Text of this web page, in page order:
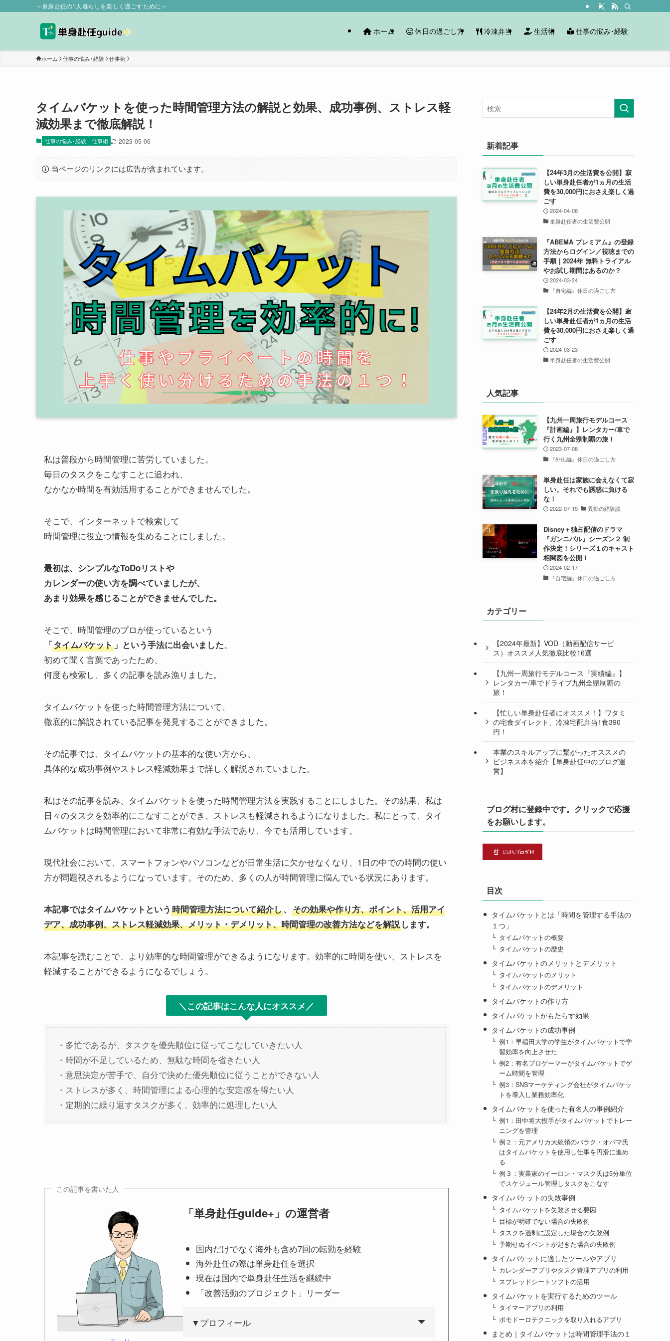
～単身赴任の1人暮らしを楽しく過ごすために～
ホーム 休日の過ごし方 冷凍弁当 生活術 仕事の悩み･経験
ホーム 仕事の悩み･経験 仕事術
タイムバケットを使った時間管理方法の解説と効果、成功事例、ストレス軽
減効果まで徹底解説！
仕事の悩み･経験 仕事術 2023-05-06
当ページのリンクには広告が含まれています。
私は普段から時間管理に苦労していました。
毎日のタスクをこなすことに追われ、
なかなか時間を有効活用することができませんでした。
そこで、インターネットで検索して
時間管理に役立つ情報を集めることにしました。
最初は、シンプルなToDoリストや
カレンダーの使い方を調べていましたが、
あまり効果を感じることができませんでした。
そこで、時間管理のプロが使っているという
「タイムバケット 」という手法に出会いました。
初めて聞く言葉であったため、
何度も検索し、多くの記事を読み漁りました。
タイムバケットを使った時間管理方法について、
徹底的に解説されている記事を発見することができました。
その記事では、タイムバケットの基本的な使い方から、
具体的な成功事例やストレス軽減効果まで詳しく解説されていました。
私はその記事を読み、タイムバケットを使った時間管理方法を実践することにしました。その結果、私は
日々のタスクを効率的にこなすことができ、ストレスも軽減されるようになりました。私にとって、タイ
ムバケットは時間管理において非常に有効な手法であり、今でも活用しています。
現代社会において、スマートフォンやパソコンなどが日常生活に欠かせなくなり、1日の中での時間の使い
方が問題視されるようになっています。そのため、多くの人が時間管理に悩んでいる状況にあります。
本記事ではタイムバケットという 時間管理方法について紹介し、 その効果や作り方、ポイント、活用アイ
デア、成功事例、ストレス軽減効果、メリット・デメリット、時間管理の改善方法などを解説 します。
本記事を読むことで、より効率的な時間管理ができるようになります。効率的に時間を使い、ストレスを
軽減することができるようになるでしょう。
＼この記事はこんな人にオススメ／
・多忙であるが、タスクを優先順位に従ってこなしていきたい人
・時間が不足しているため、無駄な時間を省きたい人
・意思決定が苦手で、自分で決めた優先順位に従うことができない人
・ストレスが多く、時間管理による心理的な安定感を得たい人
・定期的に繰り返すタスクが多く、効率的に処理したい人
この記事を書いた人
「単身赴任guide+」の運営者
国内だけでなく海外も含め7回の転勤を経験
海外赴任の際は単身赴任を選択
現在は国内で単身赴任生活を継続中
「改善活動のプロジェクト」リーダー
▼プロフィール
新着記事
【24年3月の生活費を公開】寂
しい単身赴任者が1ヵ月の生活
費を30,000円におさえ楽しく過
ごす
2024-04-08
単身赴任者の生活費公開
『ABEMA プレミアム』の登録
方法からログイン／視聴までの
手順｜2024年 無料トライアル
やお試し期間はあるのか？
2024-03-24
『自宅編』休日の過ごし方
【24年2月の生活費を公開】寂
しい単身赴任者が1ヵ月の生活
費を30,000円におさえ楽しく過
ごす
2024-03-23
単身赴任者の生活費公開
人気記事
【九州一周旅行モデルコース
『計画編』】レンタカー/車で
行く九州全県制覇の旅！
2023-07-08
『外出編』休日の過ごし方
単身赴任は家族に会えなくて寂
しい。それでも誘惑に負ける
な！
2022-07-15 異動の経験談
Disney＋独占配信のドラマ
『ガンニバル』シーズン２ 制
作決定！シリーズ１のキャスト
相関図を公開！
2024-02-17
『自宅編』休日の過ごし方
カテゴリー
【2024年最新】VOD（動画配信サービ
ス）オススメ人気徹底比較16選
【九州一周旅行モデルコース『実績編』】
レンタカー/車でドライブ九州全県制覇の
旅！
【忙しい単身赴任者にオススメ！】ワタミ
の宅食ダイレクト、冷凍宅配弁当1食390
円！
本業のスキルアップに繋がったオススメの
ビジネス本を紹介【単身赴任中のブログ運
営】
ブログ村に登録中です。クリックで応援
をお願いします。
目次
タイムバケットとは「時間を管理する手法の
１つ」
タイムバケットの概要
タイムバケットの歴史
タイムバケットのメリットとデメリット
タイムバケットのメリット
タイムバケットのデメリット
タイムバケットの作り方
タイムバケットがもたらす効果
タイムバケットの成功事例
例1：早稲田大学の学生がタイムバケットで学
習効率を向上させた
例2：有名プロゲーマーがタイムバケットでゲ
ーム時間を管理
例3：SNSマーケティング会社がタイムバケッ
トを導入し業務効率化
タイムバケットを使った有名人の事例紹介
例1：田中将大投手がタイムバケットでトレー
ニングを管理
例２：元アメリカ大統領のバラク・オバマ氏
はタイムバケットを使用し仕事を円滑に進め
る
例３：実業家のイーロン・マスク氏は5分単位
でスケジュール管理しタスクをこなす
タイムバケットの失敗事例
タイムバケットを失敗させる要因
目標が明確でない場合の失敗例
タスクを過剰に設定した場合の失敗例
予期せぬイベントが起きた場合の失敗例
タイムバケットに適したツールやアプリ
カレンダーアプリやタスク管理アプリの利用
スプレッドシートソフトの活用
タイムバケットを実行するためのツール
タイマーアプリの利用
ポモドーロテクニックを取り入れるアプリ
まとめ｜タイムバケットは時間管理手法の１